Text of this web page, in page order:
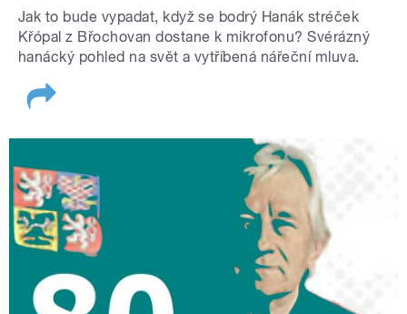
Jak to bude vypadat, když se bodrý Hanák stréček
Křópal z Břochovan dostane k mikrofonu? Svérázný
hanácký pohled na svět a vytříbená nářeční mluva.